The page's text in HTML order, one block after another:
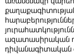
ազատասիրական
դիվանագիտական